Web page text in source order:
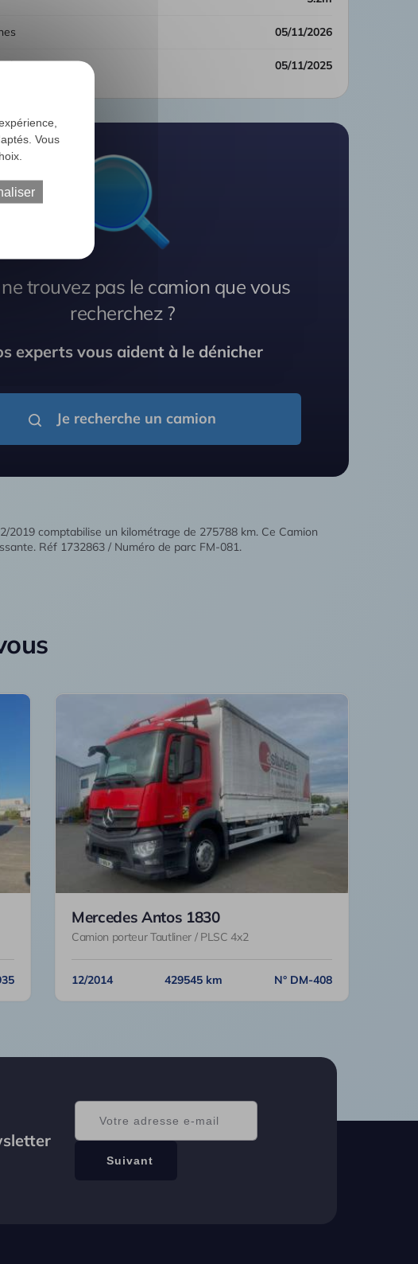
05/11/2026
05/11/2025
trouvez pas le camion que vous
recherchez ?
experts vous aident à le dénicher
Je recherche un camion
comptabilise un kilométrage de 275788 km. Ce Camion
Réf 1732863 / Numéro de parc FM-081.
Mercedes Antos 1830
Camion porteur Tautliner / PLSC 4x2
12/2014 429545 km N° DM-408
Vous